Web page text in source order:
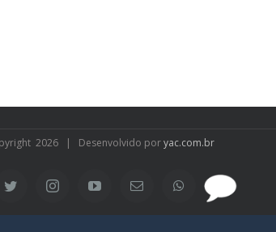
2026 | Desenvolvido poryac.com.br
Twitter InstagramYouTubeEmail WhatsApp
SAC